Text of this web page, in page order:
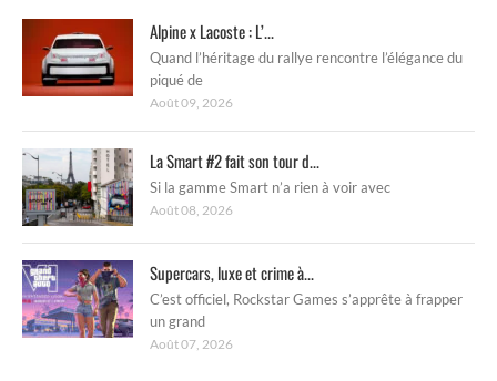
Alpine x Lacoste : L’...
Quand l’héritage du rallye rencontre l’élégance du
piqué de
Août 09, 2026
La Smart #2 fait son tour d...
Si la gamme Smart n’a rien à voir avec
Août 08, 2026
Supercars, luxe et crime à...
C’est officiel, Rockstar Games s’apprête à frapper
un grand
Août 07, 2026